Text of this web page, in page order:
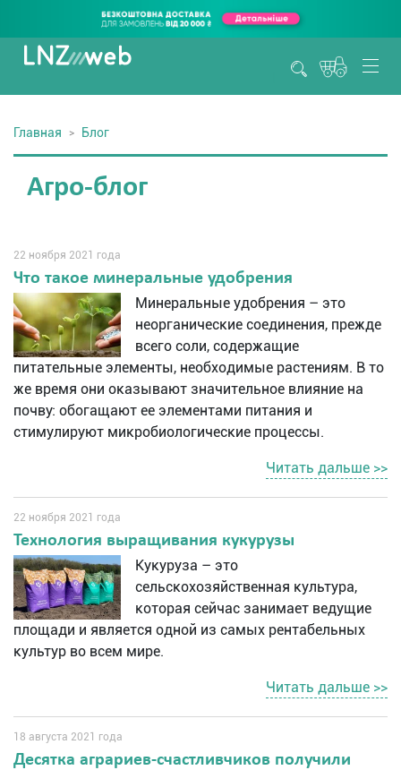
Главная Блог
Агро-блог
22 ноября 2021 года
Что такое минеральные удобрения
Минеральные удобрения – это
неорганические соединения, прежде
всего соли, содержащие
питательные элементы, необходимые растениям. В то
же время они оказывают значительное влияние на
почву: обогащают ее элементами питания и
стимулируют микробиологические процессы.
Читать дальше >>
22 ноября 2021 года
Технология выращивания кукурузы
Кукуруза – это
сельскохозяйственная культура,
которая сейчас занимает ведущие
площади и является одной из самых рентабельных
культур во всем мире.
Читать дальше >>
18 августа 2021 года
Десятка аграриев-счастливчиков получили